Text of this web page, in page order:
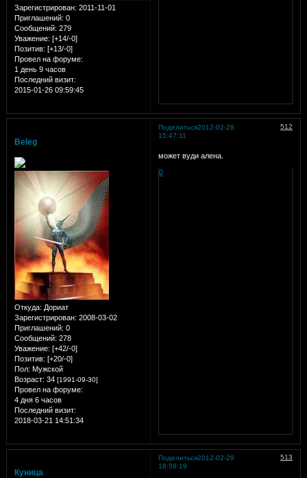
Зарегистрирован: 2011-11-01
Приглашений: 0
Сообщений: 279
Уважение: [+14/-0]
Позитив: [+13/-0]
Провел на форуме:
1 день 9 часов
Последний визит:
2015-01-26 09:59:45
Поделиться 512
2012-02-28
15:47:11
Beleg
Откуда: Дориат
Зарегистрирован: 2008-03-02
Приглашений: 0
Сообщений: 278
Уважение: [+42/-0]
Позитив: [+20/-0]
Пол: Мужской
Возраст: 34 [1991-09-30]
Провел на форуме:
4 дня 6 часов
Последний визит:
2018-03-21 14:51:34
может вуди алена.
0
Поделиться 513
2012-02-29
18:59:19
Куница